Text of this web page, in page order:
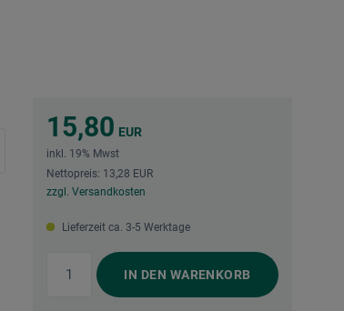
15,80 EUR
inkl. 19% Mwst
Nettopreis: 13,28 EUR
zzgl. Versandkosten
Lieferzeit ca. 3-5 Werktage
IN DEN WARENKORB